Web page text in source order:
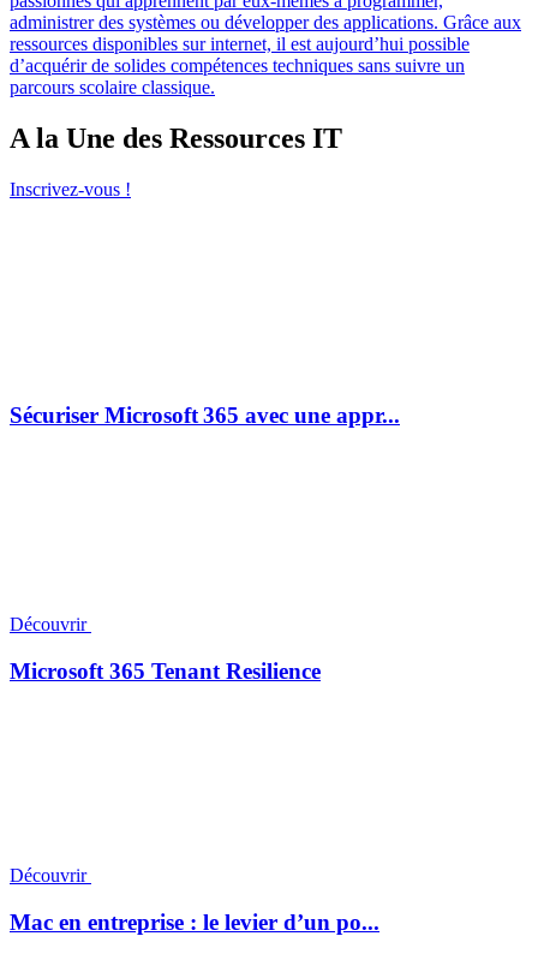
administrer des systèmes ou développer des applications. Grâce aux
ressources disponibles sur internet, il est aujourd’hui possible
d’acquérir de solides compétences techniques sans suivre un
parcours scolaire classique.
A la Une des Ressources IT
Inscrivez-vous !
Sécuriser Microsoft 365 avec une appr...
Découvrir
Microsoft 365 Tenant Resilience
Découvrir
Mac en entreprise : le levier d’un po...